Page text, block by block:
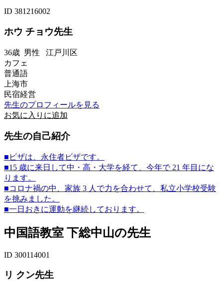
ID 381216002
ホウ チョウ先生
36歳 男性 江戸川区
カフェ
普通語
上海市
民宿経営
先生のプロフィールを見る
お気に入りに追加
先生の自己紹介
■ビザは、永住者ビザです。
■15 歳に来日して中・高・大学を経て、今年で 21 年目にな
ります。
■コロナ禍の中、家族 3 人で力を合わせて、私立小学校受験
を挑みました。
■一日おきに運動を継続しております。
中国語教室 下総中山の先生
ID 300114001
リ クン先生